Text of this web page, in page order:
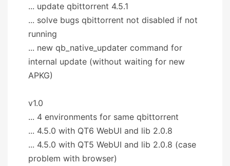
... update qbittorrent 4.5.1
... solve bugs qbittorrent not disabled if not
running
... new qb_native_updater command for
internal update (without waiting for new
APKG)
v1.0
... 4 environments for same qbittorrent
... 4.5.0 with QT6 WebUI and lib 2.0.8
... 4.5.0 with QT5 WebUI and lib 2.0.8 (case
problem with browser)